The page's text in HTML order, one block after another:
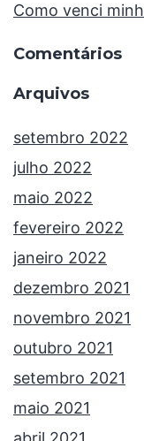
Como venci
Comentários
Arquivos
setembro 2022
julho 2022
maio 2022
fevereiro 2022
janeiro 2022
dezembro 2021
novembro 2021
outubro 2021
setembro 2021
maio 2021